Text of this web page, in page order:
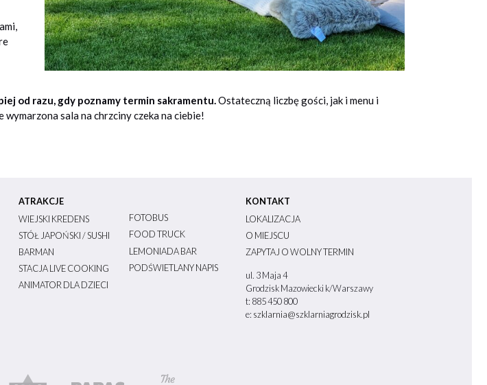
od razu, gdy poznamy termin sakramentu.Ostateczną liczbę gości, jak i menu i
wymarzona sala na chrzciny czeka na ciebie!
ATRAKCJE
WIEJSKI KREDENS
STÓŁ JAPOŃSKI / SUSHI
BARMAN
STACJA LIVE COOKING
ANIMATOR DLA DZIECI
FOTOBUS
FOOD TRUCK
LEMONIADA BAR
PODŚWIETLANY NAPIS
KONTAKT
LOKALIZACJA
O MIEJSCU
ZAPYTAJ O WOLNY TERMIN
ul. 3 Maja 4
Grodzisk Mazowiecki k/Warszawy
t: 885 450 800
e: szklarnia@szklarniagrodzisk.pl